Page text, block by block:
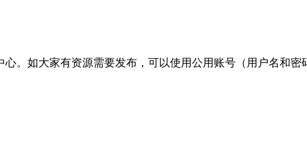
。如大家有资源需要发布，可以使用公用账号（用户名和密